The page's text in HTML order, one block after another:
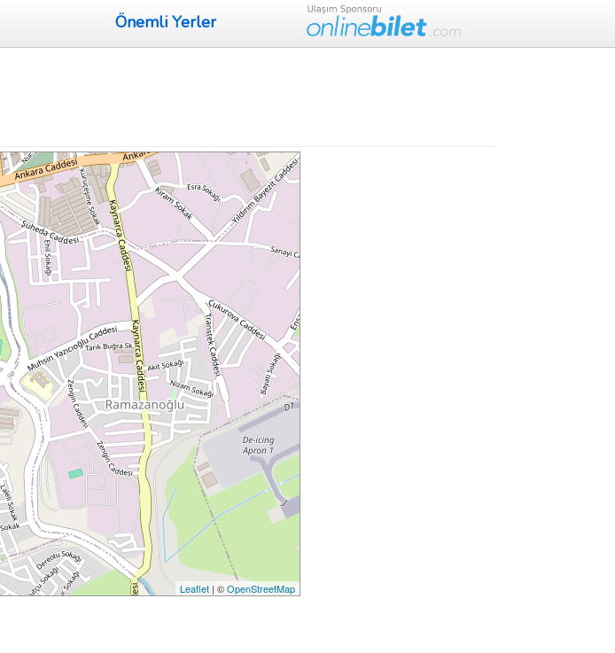
Önemli Yerler
Leaflet | ©OpenStreetMap